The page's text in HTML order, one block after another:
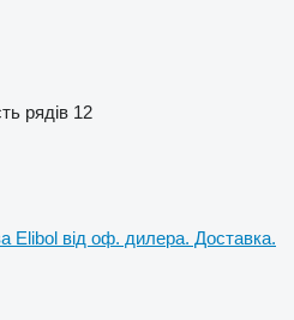
рядів 12